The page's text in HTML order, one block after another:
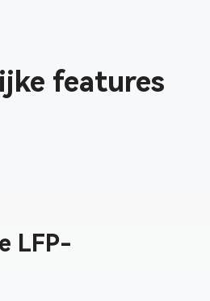
features
LFP-